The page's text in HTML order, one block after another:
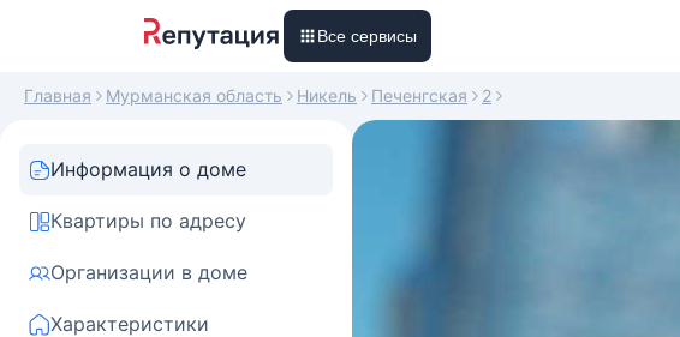
Все сервисы
Главная Мурманская область Никель Печенгская 2
Информация о доме
Квартиры по адресу
Организации в доме
Характеристики